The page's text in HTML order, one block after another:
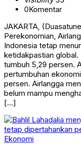
0Komentar
JAKARTA,
Perekonomian,
Indonesia tetap
ketidakpastian global.
tumbuh 5,29 persen.
pertumbuhan
persen. Airlangga
belum mampu
[…]
Ekonomi